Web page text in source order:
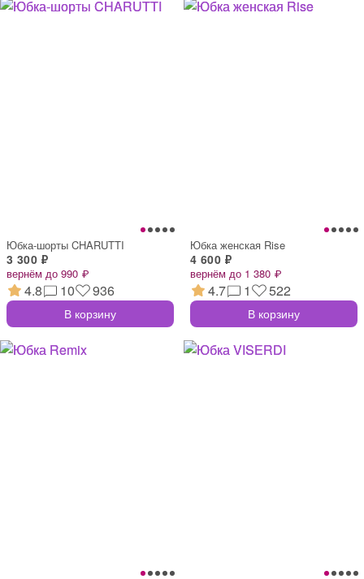
Юбка-шорты CHARUTTI
3 300 ₽
вернём до 990 ₽
4.8 10 936
В корзину
Юбка женская Rise
4 600 ₽
вернём до 1 380 ₽
4.7 1 522
В корзину